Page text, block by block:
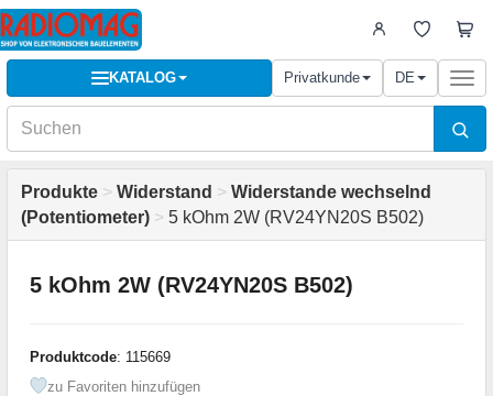
KATALOG Privatkunde DE
Produkte > Widerstand > Widerstande wechselnd
(Potentiometer) > 5 kOhm 2W (RV24YN20S B502)
5 kOhm 2W (RV24YN20S B502)
Produktcode: 115669
zu Favoriten hinzufügen